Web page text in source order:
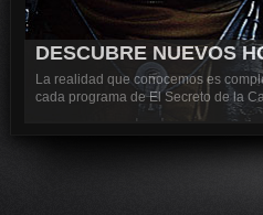
DESCUBRE NUEVOS
La realidad que conocemos es
cada programa de El Secreto de la